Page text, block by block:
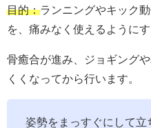
目的：ランニングやキック
を、痛みなく使えるようにす
骨癒合が進み、ジョギング
くくなってから行います。
姿勢をまっすぐにして立